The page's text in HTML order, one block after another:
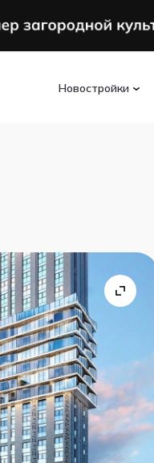
Новостройки